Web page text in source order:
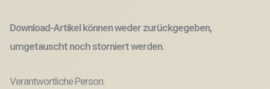
Download-Artikel können weder zurückgegeben,
umgetauscht noch storniert werden.
Verantwortliche Person: